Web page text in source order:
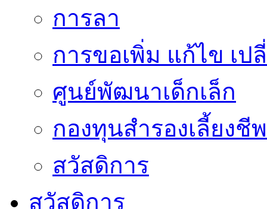
การลา
การขอเพิ่ม แก้ไข เ
ศูนย์พัฒนาเด็กเล็ก
กองทุนสำรองเลี้ยงชีพ
สวัสดิการ
สวัสดิการ